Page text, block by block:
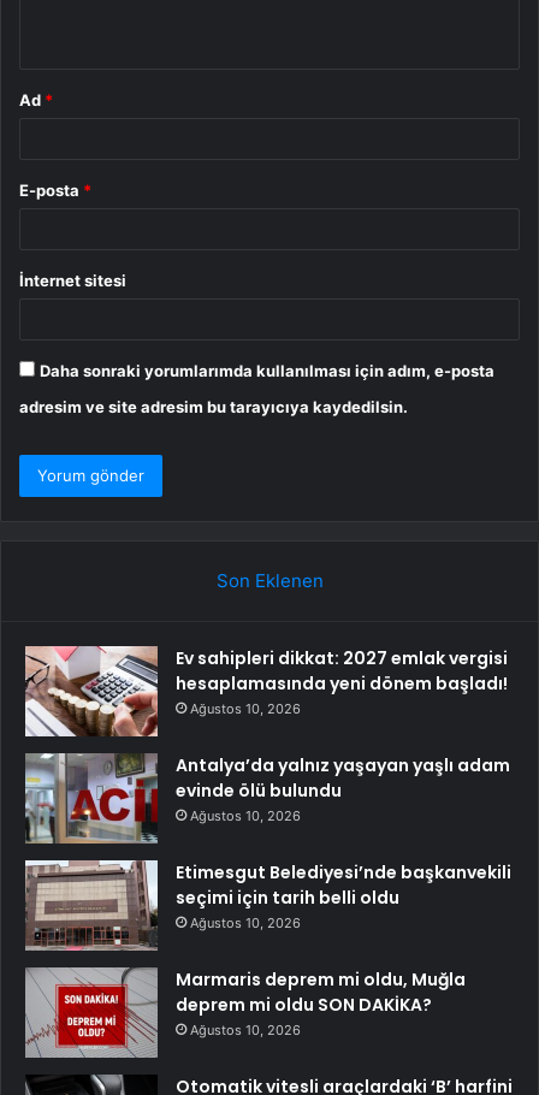
Ad *
E-posta *
İnternet sitesi
Daha sonraki yorumlarımda kullanılması için adım, e-posta
adresim ve site adresim bu tarayıcıya kaydedilsin.
Son Eklenen
Ev sahipleri dikkat: 2027 emlak vergisi
hesaplamasında yeni dönem başladı!
Ağustos 10, 2026
Antalya’da yalnız yaşayan yaşlı adam
evinde ölü bulundu
Ağustos 10, 2026
Etimesgut Belediyesi’nde başkanvekili
seçimi için tarih belli oldu
Ağustos 10, 2026
Marmaris deprem mi oldu, Muğla
deprem mi oldu SON DAKİKA?
Ağustos 10, 2026
Otomatik vitesli araçlardaki ‘B’ harfini